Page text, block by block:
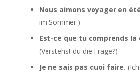
Nous aimons voyager en
im Sommer.)
Est-ce que tu comprends la
(Verstehst du die Frage?)
Je ne sais pas quoi faire.